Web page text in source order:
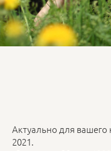
Актуально для
2021.